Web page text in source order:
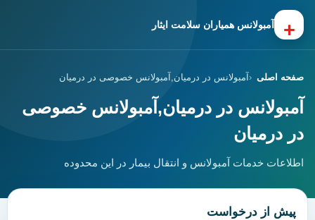
+ آمبولانس همیاران سلامت ایثار
صفحه اصلی آمبولانس در درمیان,آمبولانس خصوصی در درمیان
آمبولانس در درمیان,آمبولانس خصوصی
در درمیان
اطلاعات خدمات آمبولانس و انتقال بیمار در این محدوده
پیش از درخواست